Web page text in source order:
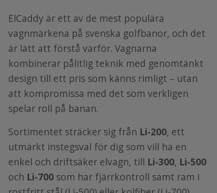
ElCaddy är ett av de mest populära
vagnmärkena på svenska golfbanor, och det
är lätt att förstå varför. Vagnarna
kombinerar pålitlig teknik med genomtänkt
design till ett pris som känns rimligt – utan
att kompromissa med det som verkligen
spelar roll på banan.
Sortimentet sträcker sig från Li-200, ett
utmärkt instegsval för dig som vill ha en
enkel och driftsäker elvagn, till Li-300, Li-500
och Li-700 som har fjärrkontroll samt ram i